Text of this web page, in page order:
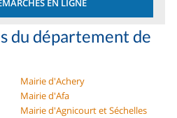
EN LIGNE
du département de
Mairie d'Achery
Mairie d'Afa
Mairie d'Agnicourt et Séchelles